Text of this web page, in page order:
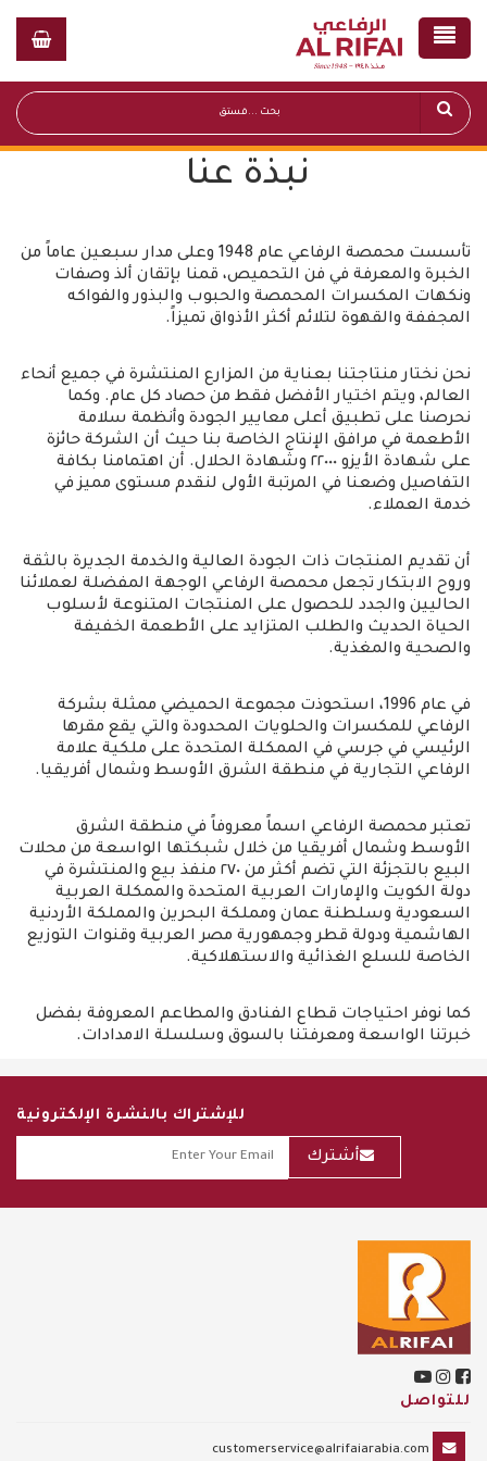
نبذة عنا
تأسست محمصة الرفاعي عام 1948 وعلى مدار سبعين عاماً من
الخبرة والمعرفة في فن التحميص، قمنا بإتقان ألذ وصفات
ونكهات المكسرات المحمصة والحبوب والبذور والفواكه
المجففة والقهوة لتلائم أكثر الأذواق تميزاً.
نحن نختار منتاجتنا بعناية من المزارع المنتشرة في جميع أنحاء
العالم، ويتم اختيار الأفضل فقط من حصاد كل عام. وكما
نحرصنا على تطبيق أعلى معايير الجودة وأنظمة سلامة
الأطعمة في مرافق الإنتاج الخاصة بنا حيث أن الشركة حائزة
على شهادة الأيزو ٢٢٠٠٠ وشهادة الحلال. أن اهتمامنا بكافة
التفاصيل وضعنا في المرتبة الأولى لنقدم مستوى مميز في
خدمة العملاء.
أن تقديم المنتجات ذات الجودة العالية والخدمة الجديرة بالثقة
وروح الابتكار تجعل محمصة الرفاعي الوجهة المفضلة لعملائنا
الحاليين والجدد للحصول على المنتجات المتنوعة لأسلوب
الحياة الحديث والطلب المتزايد على الأطعمة الخفيفة
والصحية والمغذية.
في عام 1996، استحوذت مجموعة الحميضي ممثلة بشركة
الرفاعي للمكسرات والحلويات المحدودة والتي يقع مقرها
الرئيسي في جرسي في الممكلة المتحدة على ملكية علامة
الرفاعي التجارية في منطقة الشرق الأوسط وشمال أفريقيا.
تعتبر محمصة الرفاعي اسماً معروفاً في منطقة الشرق
الأوسط وشمال أفريقيا من خلال شبكتها الواسعة من محلات
البيع بالتجزئة التي تضم أكثر من ٢٧٠ منفذ بيع والمنتشرة في
دولة الكويت والإمارات العربية المتحدة والممكلة العربية
السعودية وسلطنة عمان ومملكة البحرين والمملكة الأردنية
الهاشمية ودولة قطر وجمهورية مصر العربية وقنوات التوزيع
الخاصة للسلع الغذائية والاستهلاكية.
كما نوفر احتياجات قطاع الفنادق والمطاعم المعروفة بفضل
خبرتنا الواسعة ومعرفتنا بالسوق وسلسلة الامدادات.
للإشتراك بالنشرة الإلكترونية
أشترك
للتواصل
customerservice@alrifaiarabia.com